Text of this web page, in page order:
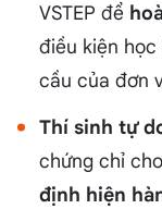
VSTEP để
điều kiện
cầu của đơn
Thí sinh tự
chứng chỉ
định hiện